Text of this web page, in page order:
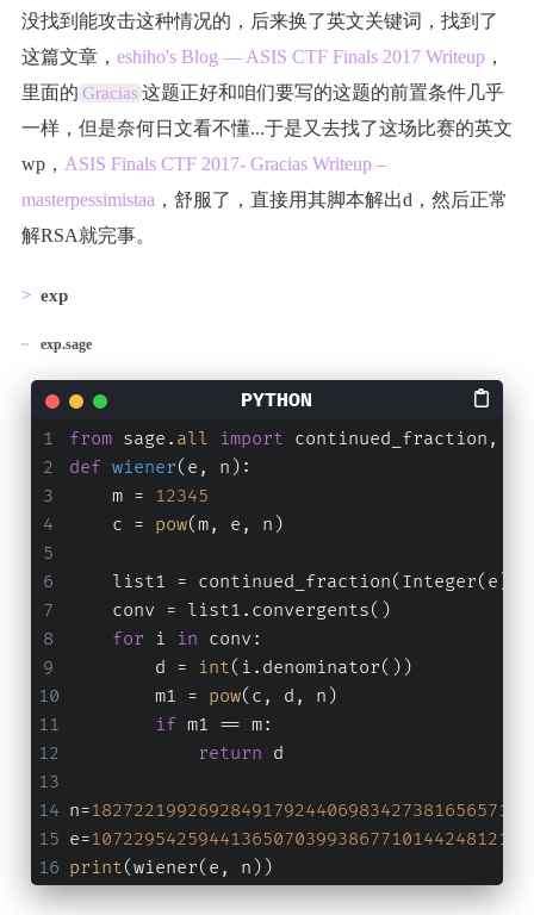
没找到能攻击这种情况的，后来换了英文关键词，找到了
这篇文章， eshiho's Blog — ASIS CTF Finals 2017 Writeup，
里面的 Gracias 这题正好和咱们要写的这题的前置条件几乎
一样，但是奈何日文看不懂...于是又去找了这场比赛的英文
wp， ASIS Finals CTF 2017- Gracias Writeup –
masterpessimistaa，舒服了，直接用其脚本解出d，然后正常
解RSA就完事。
exp
exp.sage
from sage. all import continued_fraction,
def wiener( e, n ):
    m =
12345
    c =
pow(m, e, n)
list1 = continued_fraction(Integer(e)/
    conv = list1.convergents()
for i in conv:
        d =
int(i.denominator())
        m1 =
pow(c, d, n)
if m1 == m:
return d
n=
e=
print(wiener(e, n))